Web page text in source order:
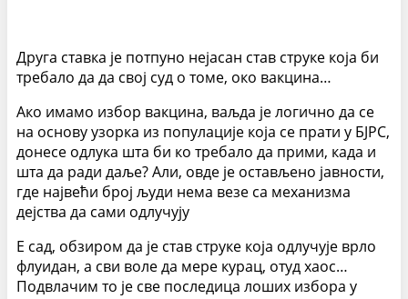
Друга ставка је потпуно нејасан став струке која би
требало да да свој суд о томе, око вакцина…
Ако имамо избор вакцина, ваљда је логично да се
на основу узорка из популације која се прати у БЈРС,
донесе одлука шта би ко требало да прими, када и
шта да ради даље? Али, овде је остављено јавности,
где највећи број људи нема везе са механизма
дејства да сами одлучују
Е сад, обзиром да је став струке која одлучује врло
флуидан, а сви воле да мере курац, отуд хаос…
Подвлачим то је све последица лоших избора у